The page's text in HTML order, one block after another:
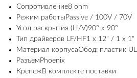
Сопротивление8 ohm
Режим работыPassive / 100V / 70V
Угол раскрытия (H/V)90° x 90°
Тип драйверов LF/HF1 x 12" / 1 x 1"
Материал корпусаОбод: пластик
РазъемPhoenix
КрепежВ комплекте поставки